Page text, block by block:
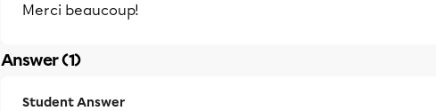
Merci beaucoup!
Answer (1)
Student Answer